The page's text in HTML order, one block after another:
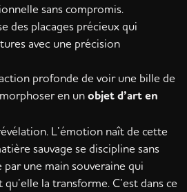
sans compromis.
des placages précieux qui
avec une précision
profonde de voir une bille de
en unobjet d’art en
L’émotion naît de cette
sauvage se discipline sans
une main souveraine qui
la transforme. C’est dans ce